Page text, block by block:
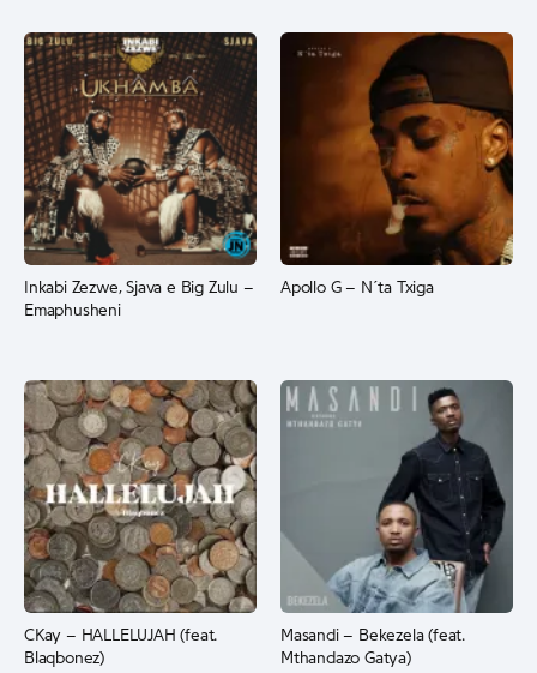
Inkabi Zezwe, Sjava e Big Zulu –
Emaphusheni
Apollo G – N´ta Txiga
CKay – HALLELUJAH (feat.
Blaqbonez)
Masandi – Bekezela (feat.
Mthandazo Gatya)